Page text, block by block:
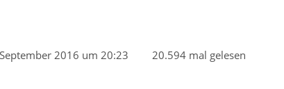
2016 um 20:23 20.594 mal gelesen